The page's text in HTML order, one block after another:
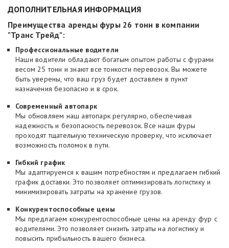
ДОПОЛНИТЕЛЬНАЯ ИНФОРМАЦИЯ
Преимущества аренды фуры 26 тонн в компании
"Транс Трейд":
Профессиональные водители
Наши водители обладают богатым опытом работы с фурами
весом 25 тонн и знают все тонкости перевозок. Вы можете
быть уверены, что ваш груз будет доставлен в пункт
назначения безопасно и в срок.
Современный автопарк
Мы обновляем наш автопарк регулярно, обеспечивая
надежность и безопасность перевозок. Все наши фуры
проходят тщательную техническую проверку, что исключает
возможность поломок в пути.
Гибкий график
Мы адаптируемся к вашим потребностям и предлагаем гибкий
график доставки. Это позволяет оптимизировать логистику и
минимизировать затраты на хранение грузов.
Конкурентоспособные цены
Мы предлагаем конкурентоспособные цены на аренду фур с
водителями. Это позволяет снизить затраты на логистику и
повысить прибыльность вашего бизнеса.